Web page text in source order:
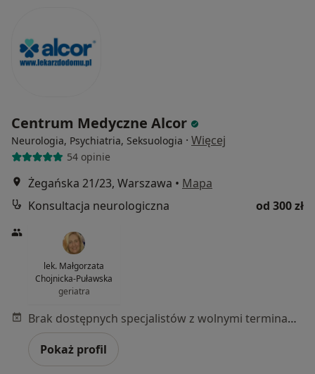
Centrum Medyczne Alcor
Neurologia, Psychiatria, Seksuologia · Więcej
54 opinie
Żegańska 21/23, Warszawa • Mapa
Konsultacja neurologiczna
od 300 zł
lek. Małgorzata
Chojnicka-Puławska
geriatra
Brak dostępnych specjalistów z wolnymi terminami w tym centrum medycznym.
Pokaż profil